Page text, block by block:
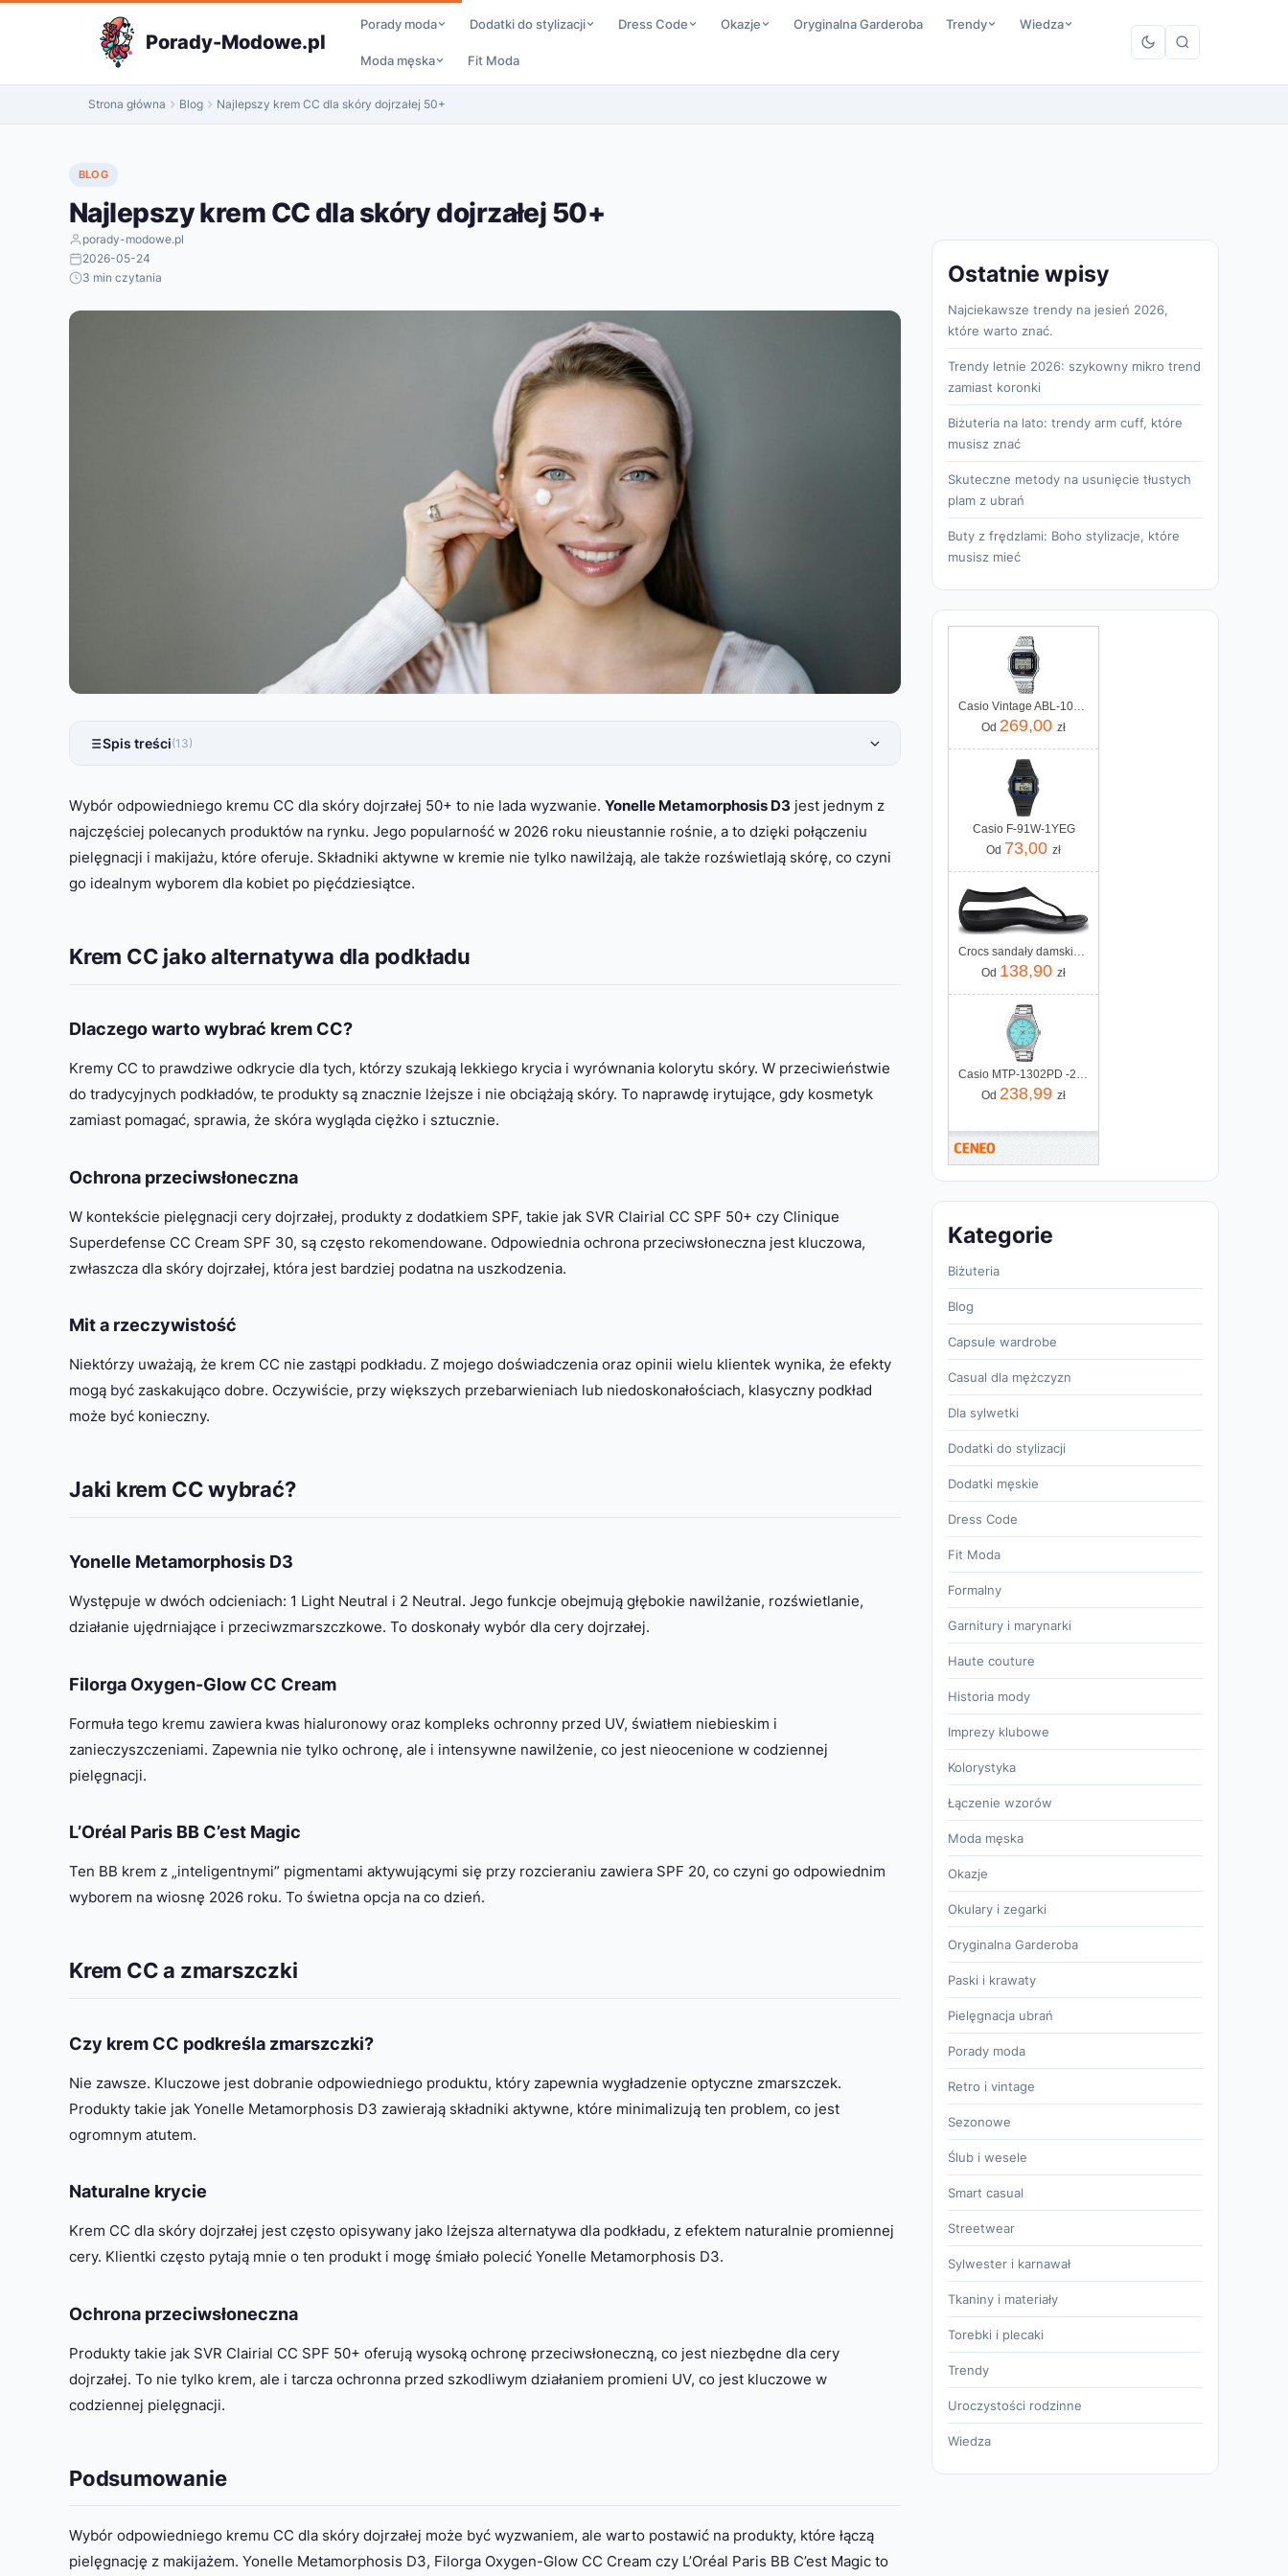
do
Porady-Modowe.pl
Porady moda Dodatki do stylizacji Dress Code Okazje Oryginalna Garderoba Trendy Wiedza
Moda męska Fit Moda
Strona główna Blog Najlepszy krem CC dla skóry dojrzałej 50+
BLOG
Najlepszy krem CC dla skóry dojrzałej 50+
porady-modowe.pl
2026-05-24
3 min czytania
Spis treści(13)
Wybór odpowiedniego kremu CC dla skóry dojrzałej 50+ to nie lada wyzwanie. Yonelle Metamorphosis D3 jest jednym z
najczęściej polecanych produktów na rynku. Jego popularność w 2026 roku nieustannie rośnie, a to dzięki połączeniu
pielęgnacji i makijażu, które oferuje. Składniki aktywne w kremie nie tylko nawilżają, ale także rozświetlają skórę, co czyni
go idealnym wyborem dla kobiet po pięćdziesiątce.
Krem CC jako alternatywa dla podkładu
Dlaczego warto wybrać krem CC?
Kremy CC to prawdziwe odkrycie dla tych, którzy szukają lekkiego krycia i wyrównania kolorytu skóry. W przeciwieństwie
do tradycyjnych podkładów, te produkty są znacznie lżejsze i nie obciążają skóry. To naprawdę irytujące, gdy kosmetyk
zamiast pomagać, sprawia, że skóra wygląda ciężko i sztucznie.
Ochrona przeciwsłoneczna
W kontekście pielęgnacji cery dojrzałej, produkty z dodatkiem SPF, takie jak SVR Clairial CC SPF 50+ czy Clinique
Superdefense CC Cream SPF 30, są często rekomendowane. Odpowiednia ochrona przeciwsłoneczna jest kluczowa,
zwłaszcza dla skóry dojrzałej, która jest bardziej podatna na uszkodzenia.
Mit a rzeczywistość
Niektórzy uważają, że krem CC nie zastąpi podkładu. Z mojego doświadczenia oraz opinii wielu klientek wynika, że efekty
mogą być zaskakująco dobre. Oczywiście, przy większych przebarwieniach lub niedoskonałościach, klasyczny podkład
może być konieczny.
Jaki krem CC wybrać?
Yonelle Metamorphosis D3
Występuje w dwóch odcieniach: 1 Light Neutral i 2 Neutral. Jego funkcje obejmują głębokie nawilżanie, rozświetlanie,
działanie ujędrniające i przeciwzmarszczkowe. To doskonały wybór dla cery dojrzałej.
Filorga Oxygen-Glow CC Cream
Formuła tego kremu zawiera kwas hialuronowy oraz kompleks ochronny przed UV, światłem niebieskim i
zanieczyszczeniami. Zapewnia nie tylko ochronę, ale i intensywne nawilżenie, co jest nieocenione w codziennej
pielęgnacji.
L’Oréal Paris BB C’est Magic
Ten BB krem z „inteligentnymi” pigmentami aktywującymi się przy rozcieraniu zawiera SPF 20, co czyni go odpowiednim
wyborem na wiosnę 2026 roku. To świetna opcja na co dzień.
Krem CC a zmarszczki
Czy krem CC podkreśla zmarszczki?
Nie zawsze. Kluczowe jest dobranie odpowiedniego produktu, który zapewnia wygładzenie optyczne zmarszczek.
Produkty takie jak Yonelle Metamorphosis D3 zawierają składniki aktywne, które minimalizują ten problem, co jest
ogromnym atutem.
Naturalne krycie
Krem CC dla skóry dojrzałej jest często opisywany jako lżejsza alternatywa dla podkładu, z efektem naturalnie promiennej
cery. Klientki często pytają mnie o ten produkt i mogę śmiało polecić Yonelle Metamorphosis D3.
Ochrona przeciwsłoneczna
Produkty takie jak SVR Clairial CC SPF 50+ oferują wysoką ochronę przeciwsłoneczną, co jest niezbędne dla cery
dojrzałej. To nie tylko krem, ale i tarcza ochronna przed szkodliwym działaniem promieni UV, co jest kluczowe w
codziennej pielęgnacji.
Podsumowanie
Wybór odpowiedniego kremu CC dla skóry dojrzałej może być wyzwaniem, ale warto postawić na produkty, które łączą
pielęgnację z makijażem. Yonelle Metamorphosis D3, Filorga Oxygen-Glow CC Cream czy L’Oréal Paris BB C’est Magic to
Ostatnie wpisy
Najciekawsze trendy na jesień 2026,
które warto znać.
Trendy letnie 2026: szykowny mikro trend
zamiast koronki
Biżuteria na lato: trendy arm cuff, które
musisz znać
Skuteczne metody na usunięcie tłustych
plam z ubrań
Buty z frędzlami: Boho stylizacje, które
musisz mieć
Casio Vintage ABL-100WE-1AEF
Od 269,00 zł
Casio F-91W-1YEG
Od 73,00 zł
Crocs sandały damskie Sexi Flip Wmns czarne 11354 060
Od 138,90 zł
Casio MTP-1302PD -2A2VEF
Od 238,99 zł
Kategorie
Biżuteria
Blog
Capsule wardrobe
Casual dla mężczyzn
Dla sylwetki
Dodatki do stylizacji
Dodatki męskie
Dress Code
Fit Moda
Formalny
Garnitury i marynarki
Haute couture
Historia mody
Imprezy klubowe
Kolorystyka
Łączenie wzorów
Moda męska
Okazje
Okulary i zegarki
Oryginalna Garderoba
Paski i krawaty
Pielęgnacja ubrań
Porady moda
Retro i vintage
Sezonowe
Ślub i wesele
Smart casual
Streetwear
Sylwester i karnawał
Tkaniny i materiały
Torebki i plecaki
Trendy
Uroczystości rodzinne
Wiedza